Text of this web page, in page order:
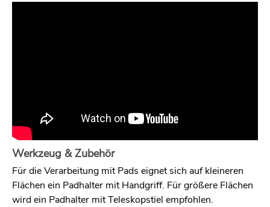
Werkzeug & Zubehör
Für die Verarbeitung mit Pads eignet sich auf kleineren
Flächen ein Padhalter mit Handgriff. Für größere Flächen
wird ein Padhalter mit Teleskopstiel empfohlen.